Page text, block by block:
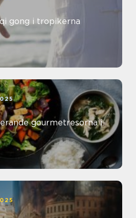
gong i tropikerna
gourmetresorna i